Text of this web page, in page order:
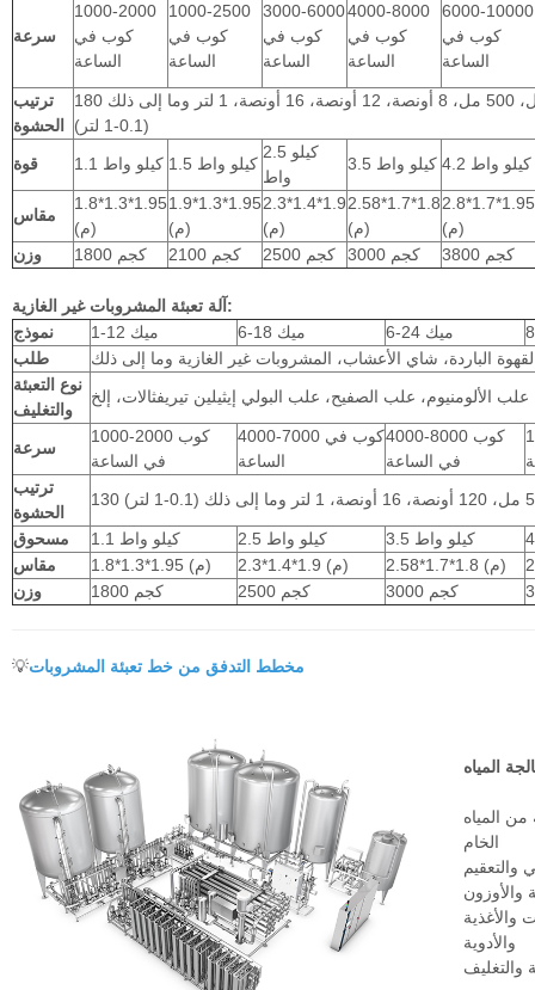
سرعة
1000-2000
كوب في
الساعة
1000-2500
كوب في
الساعة
3000-6000
كوب في
الساعة
4000-8000
كوب في
الساعة
6000-10000
كوب في
الساعة
ترتيب
الحشوة
180 مل، 250 مل، 330 مل، 355 مل، 440 مل، 500 مل، 8 أونصة، 12 أونصة، 16 أونصة، 1 لتر وما إلى ذلك
(0.1-1 لتر)
قوة
1.1 كيلو واط 1.5 كيلو واط
2.5 كيلو
واط
3.5 كيلو واط 4.2 كيلو واط
مقاس
1.8*1.3*1.95
(م)
1.9*1.3*1.95
(م)
2.3*1.4*1.9
(م)
2.58*1.7*1.8
(م)
2.8*1.7*1.95
(م)
وزن
1800 كجم 2100 كجم 2500 كجم 3000 كجم 3800 كجم
آلة تعبئة المشروبات غير الغازية:
نموذج
ميك 12-1 ميك 18-6
ميك 24-6
طلب
الباردة، شاي الأعشاب، المشروبات غير الغازية وما إلى ذلك
نوع التعبئة
والتغليف
علب الألومنيوم، علب الصفيح، علب البولي إيثيلين تيريفثالات، إلخ
سرعة
1000-2000 كوب
في الساعة
4000-7000 كوب في
الساعة
4000-8000 كوب
في الساعة
ترتيب
الحشوة
مسحوق
1.1 كيلو واط 2.5 كيلو واط
3.5 كيلو واط
مقاس
1.8*1.3*1.95 (م) 2.3*1.4*1.9 (م)
2.58*1.7*1.8 (م)
وزن
1800 كجم 2500 كجم 3000 كجم
💡 مخطط التدفق من خط تعبئة المشروبات
المياه
من المياه
الخام
والتعقيم
والأوزون
والأدوية
والتغليف